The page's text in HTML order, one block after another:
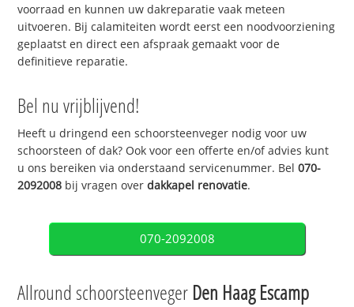
voorraad en kunnen uw dakreparatie vaak meteen
uitvoeren. Bij calamiteiten wordt eerst een noodvoorziening
geplaatst en direct een afspraak gemaakt voor de
definitieve reparatie.
Bel nu vrijblijvend!
Heeft u dringend een schoorsteenveger nodig voor uw
schoorsteen of dak? Ook voor een offerte en/of advies kunt
u ons bereiken via onderstaand servicenummer. Bel070-
2092008 bij vragen overdakkapel renovatie.
070-2092008
Allround schoorsteenveger Den Haag Escamp